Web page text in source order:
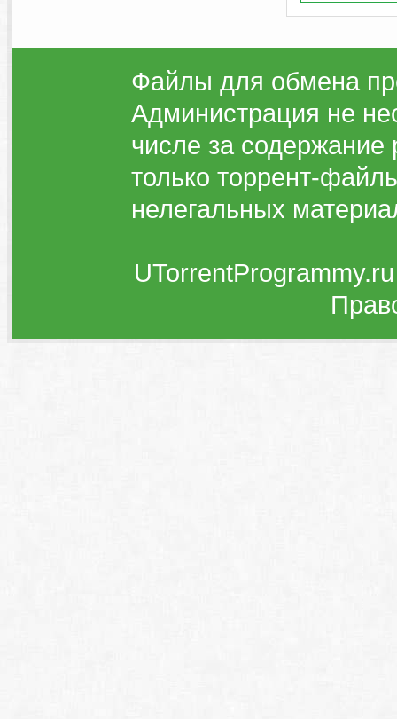
Файлы для обмена
Администрация не
числе за
только торрент-
нелегальных
UTorrentProgrammy.ru